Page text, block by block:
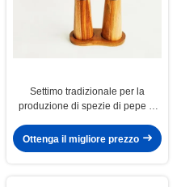
Settimo tradizionale per la
produzione di spezie di pepe di
Ottenga il migliore prezzo